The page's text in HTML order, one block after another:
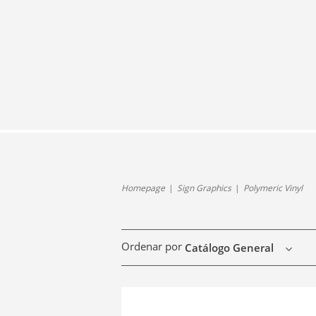
Homepage Sign Graphics Polymeric Vinyl
Ordenar por Catálogo General